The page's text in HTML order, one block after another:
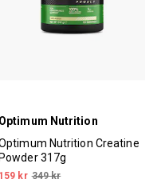
Optimum Nutrition
Nutrition Creatine
Powder 317g
159 kr 349 kr